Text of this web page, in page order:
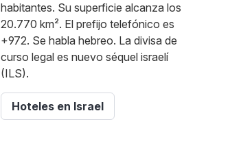
habitantes. Su superficie alcanza los
20.770 km². El prefijo telefónico es
+972. Se habla hebreo. La divisa de
curso legal es nuevo séquel israelí
(ILS).
Hoteles en Israel